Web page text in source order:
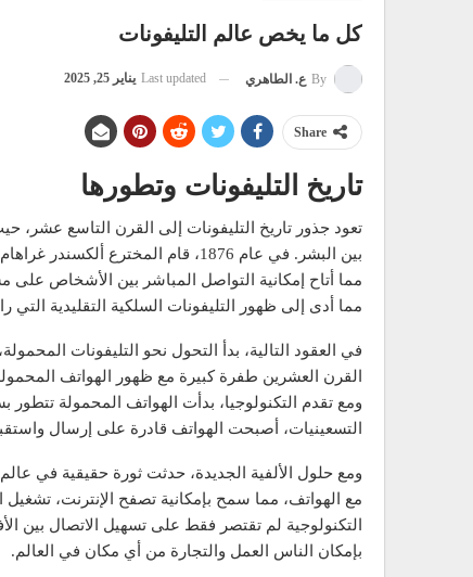
كل ما يخص عالم التليفونات
By ع. الطاهري Last updated يناير 25, 2025
Share
تاريخ التليفونات وتطورها
تعود جذور تاريخ التليفونات إلى القرن التاسع عشر،
بين البشر. في عام 1876، قام
مما أتاح إمكانية التواصل المباشر بين الأشخاص
مما أدى إلى ظهور التليفونات السلكية التقليدية التي
في العقود التالية، بدأ التحول نحو التليفونات
القرن العشرين طفرة كبيرة مع ظهور الهواتف
ومع تقدم التكنولوجيا، بدأت الهواتف المحمولة
التسعينيات، أصبحت الهواتف قادرة على إرسال
ومع حلول الألفية الجديدة، حدثت ثورة حقيقية في عالم
مع الهواتف، مما سمح بإمكانية تصفح الإنترنت،
التكنولوجية لم تقتصر فقط على تسهيل الاتصال بين
بإمكان الناس العمل والتجارة من أي مكان في العالم.